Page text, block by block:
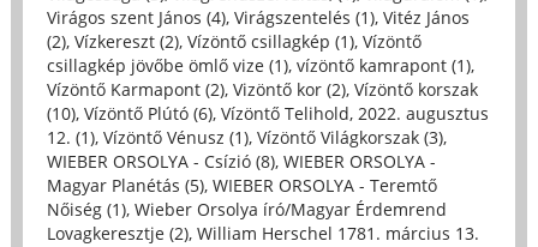
Virágos szent János (4), Virágszentelés (1), Vitéz János
(2), Vízkereszt (2), Vízöntő csillagkép (1), Vízöntő
csillagkép jövőbe ömlő vize (1), vízöntő kamrapont (1),
Vízöntő Karmapont (2), Vizöntő kor (2), Vízöntő korszak
(10), Vízöntő Plútó (6), Vízöntő Telihold, 2022. augusztus
12. (1), Vízöntő Vénusz (1), Vízöntő Világkorszak (3),
WIEBER ORSOLYA - Csízió (8), WIEBER ORSOLYA -
Magyar Planétás (5), WIEBER ORSOLYA - Teremtő
Nőiség (1), Wieber Orsolya író/Magyar Érdemrend
Lovagkeresztje (2), William Herschel 1781. március 13.